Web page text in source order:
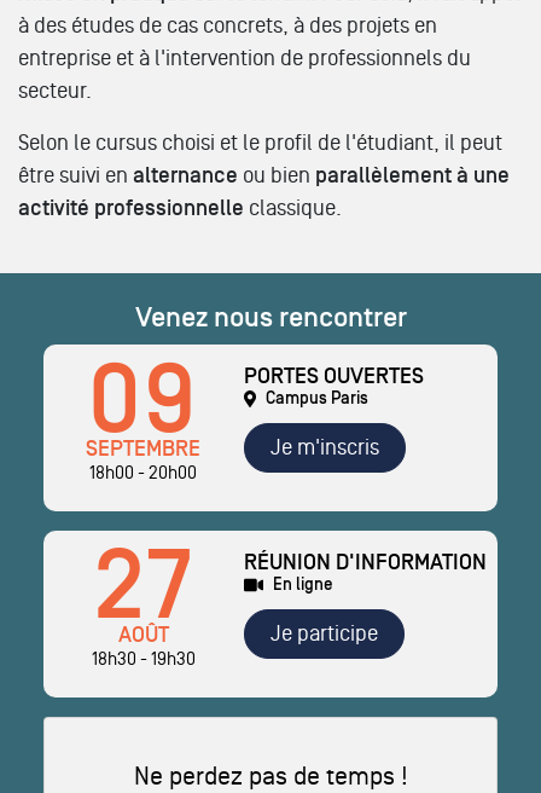
à des études de cas concrets, à des projets en
entreprise et à l'intervention de professionnels du
secteur.
Selon le cursus choisi et le profil de l'étudiant, il peut
être suivi en alternance ou bien parallèlement à une
activité professionnelle classique.
Venez nous rencontrer
09
SEPTEMBRE
18h00 - 20h00
PORTES OUVERTES
Campus Paris
Je m'inscris
27
AOÛT
18h30 - 19h30
RÉUNION D'INFORMATION
En ligne
Je participe
Ne perdez pas de temps !